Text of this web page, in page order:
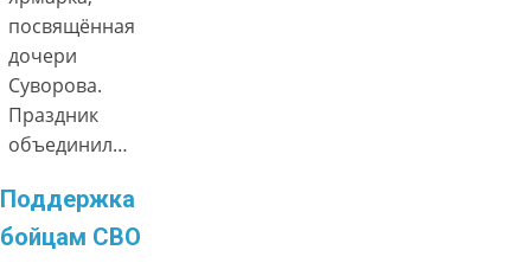
посвящённая
дочери
Суворова.
Праздник
объединил…
Поддержка
бойцам СВО